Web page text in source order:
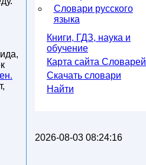
Словари русского
языка
Книги, ГДЗ, наука и
обучение
Карта сайта Словарей
Скачать словари
Найти
2026-08-03 08:24:16